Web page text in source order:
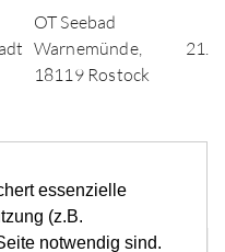
essenzielle
(z.B.
notwendig sind.
OT Seebad
Warnemünde,
18119 Rostock